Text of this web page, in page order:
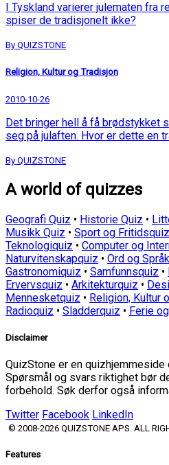
I Tyskland varierer julematen fra
spiser de tradisjonelt ikke?
By QUIZSTONE
Religion, Kultur og Tradisjon
2010-10-26
Det bringer hell å få brødstykket
seg på julaften. Hvor er dette en
By QUIZSTONE
A world of quizzes
Geografi Quiz • Historie Quiz •
Musikk Quiz • Sport og Fritidsquiz
Teknologiquiz • Computer og
Naturvitenskapquiz • Ord og
Gastronomiquiz • Samfunnsquiz •
Ervervsquiz • Arkitekturquiz •
Mennesketquiz • Religion, Kultur
Radioquiz • Sladderquiz • Ferie
Disclaimer
QuizStone er en
Spørsmål og svars riktighet bør
forbehold. Søk derfor også
Twitter Facebook LinkedIn
© 2008-2026 QUIZSTONE APS. ALL
Features